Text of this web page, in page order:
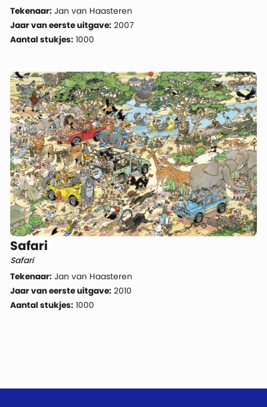
Tekenaar: Jan van Haasteren
Jaar van eerste uitgave: 2007
Aantal stukjes: 1000
Safari
Safari
Tekenaar: Jan van Haasteren
Jaar van eerste uitgave: 2010
Aantal stukjes: 1000